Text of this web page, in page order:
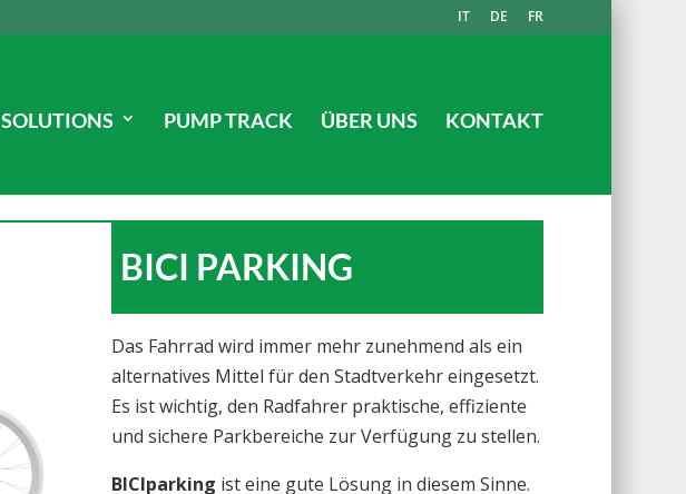
IT DE FR
SOLUTIONS PUMP TRACK ÜBER UNS KONTAKT
BICI PARKING
Das Fahrrad wird immer mehr zunehmend als ein
alternatives Mittel für den Stadtverkehr eingesetzt.
Es ist wichtig, den Radfahrer praktische, effiziente
und sichere Parkbereiche zur Verfügung zu stellen.
BICIparking ist eine gute Lösung in diesem Sinne.